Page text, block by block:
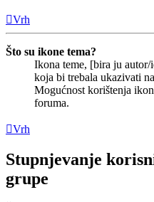
Vrh
Što su ikone tema?
Ikona teme, [bira ju autor/
koja bi trebala ukazivati
Mogućnost korištenja
foruma.
Vrh
Stupnjevanje
grupe